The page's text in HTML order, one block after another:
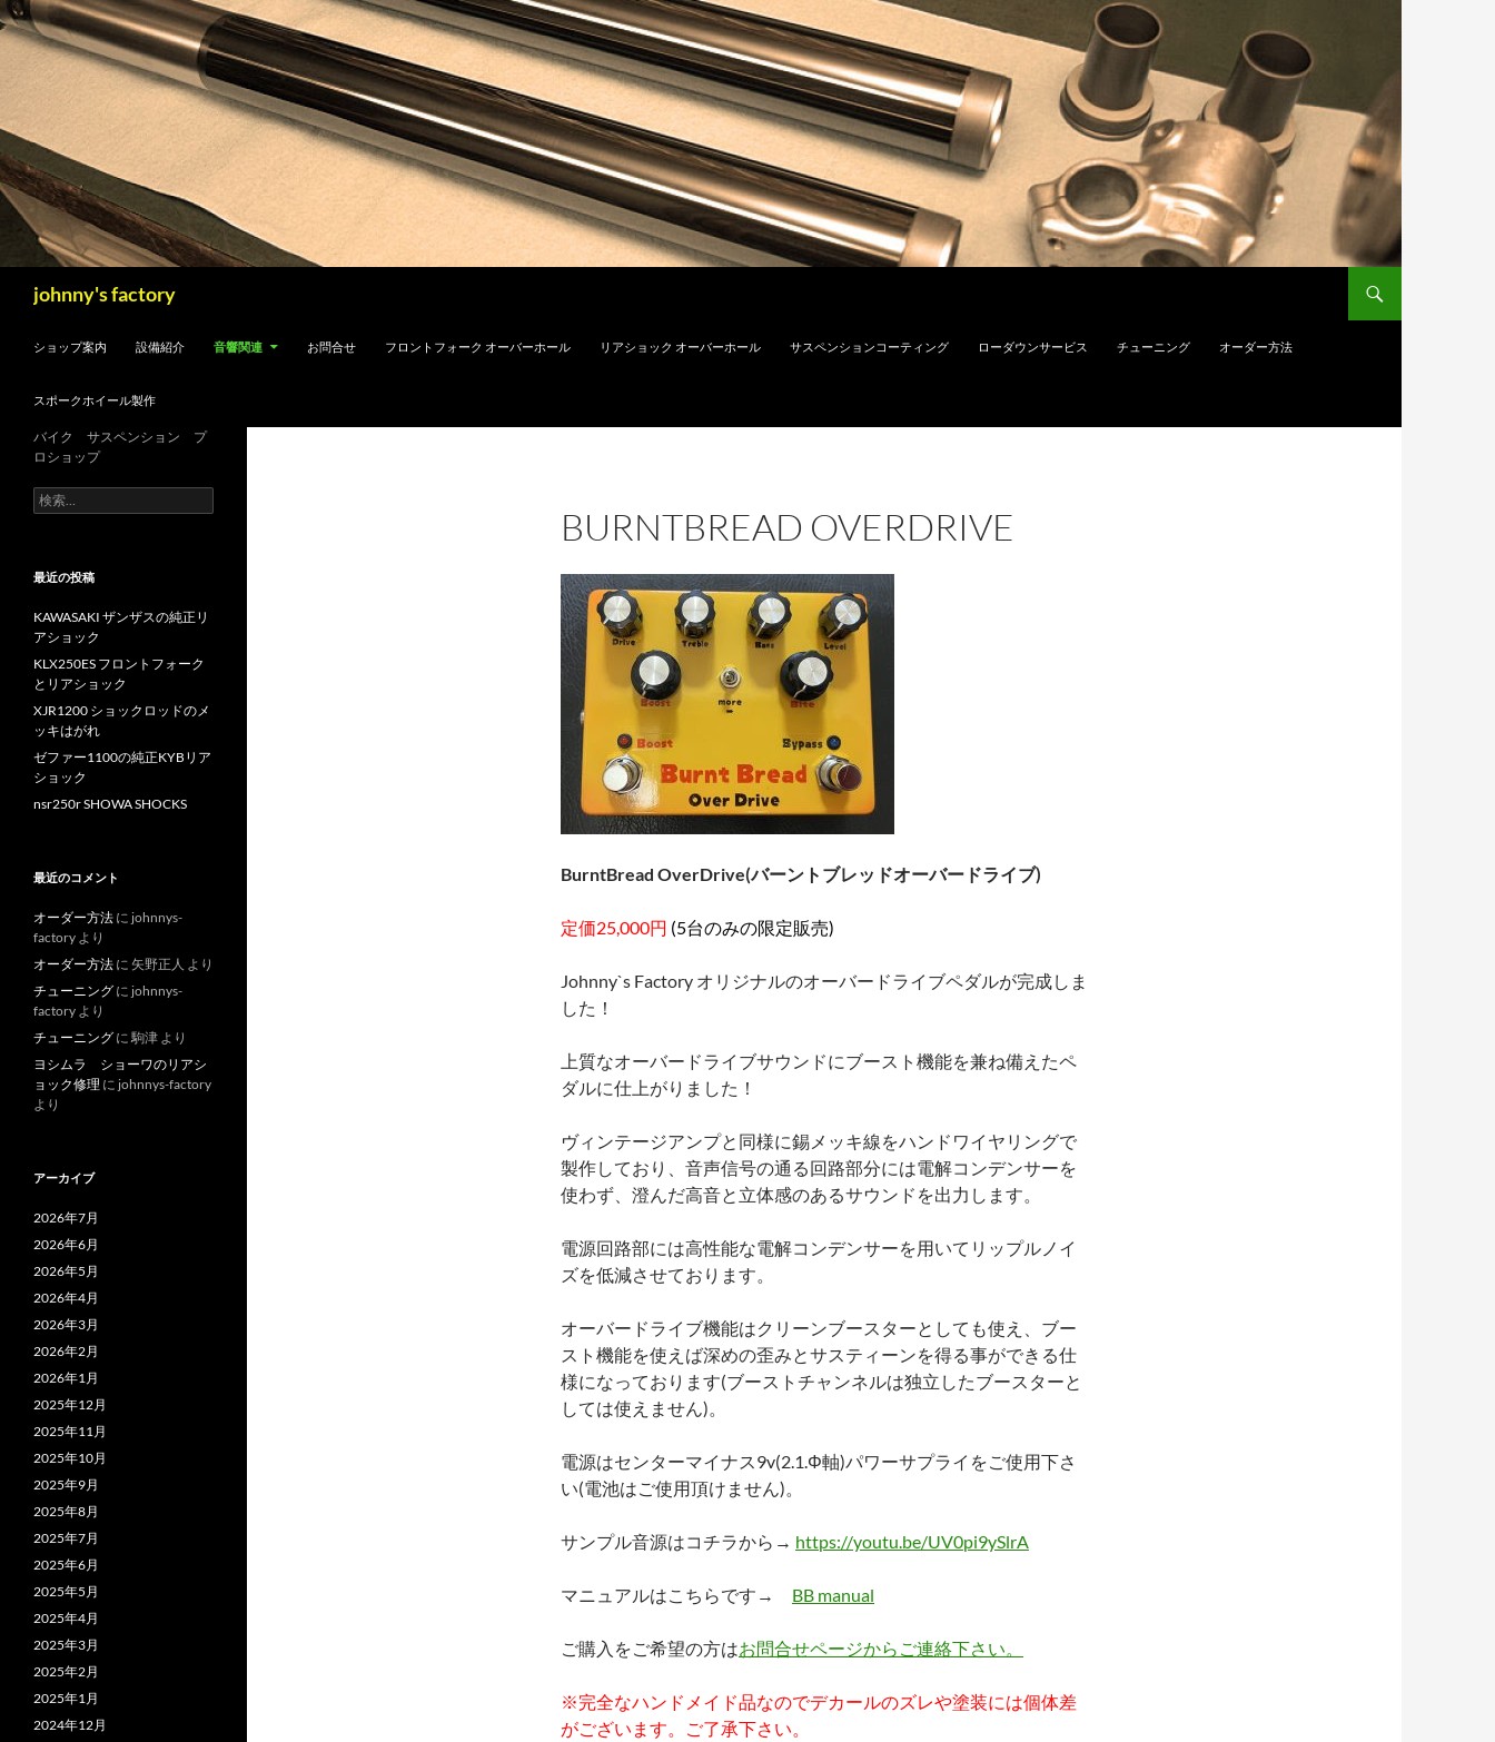
johnny's factory
ショップ案内
設備紹介 音響関連 お問合せ フロントフォーク オーバーホール リアショック オーバーホール サスペンションコーティング ローダウンサービス チューニング オーダー方法
スポークホイール製作
BURNTBREAD OVERDRIVE
BurntBread OverDrive(バーントブレッドオーバードライブ)
定価25,000円 (5台のみの限定販売)
Johnny`s Factory オリジナルのオーバードライブペダルが完成しま
した！
上質なオーバードライブサウンドにブースト機能を兼ね備えたペ
ダルに仕上がりました！
ヴィンテージアンプと同様に錫メッキ線をハンドワイヤリングで
製作しており、音声信号の通る回路部分には電解コンデンサーを
使わず、澄んだ高音と立体感のあるサウンドを出力します。
電源回路部には高性能な電解コンデンサーを用いてリップルノイ
ズを低減させております。
オーバードライブ機能はクリーンブースターとしても使え、ブー
スト機能を使えば深めの歪みとサスティーンを得る事ができる仕
様になっております(ブーストチャンネルは独立したブースターと
しては使えません)。
電源はセンターマイナス9v(2.1.Φ軸)パワーサプライをご使用下さ
い(電池はご使用頂けません)。
サンプル音源はコチラから→ https://youtu.be/UV0pi9ySlrA
マニュアルはこちらです→ BB manual
ご購入をご希望の方はお問合せページからご連絡下さい。
※完全なハンドメイド品なのでデカールのズレや塗装には個体差
がございます。ご了承下さい。
バイク サスペンション プ
ロショップ
検
索
最近の投稿
KAWASAKI ザンザスの純正リ
アショック
KLX250ES フロントフォーク
とリアショック
XJR1200 ショックロッドのメ
ッキはがれ
ゼファー1100の純正KYBリア
ショック
nsr250r SHOWA SHOCKS
最近のコメント
オーダー方法 に johnnys-
factory より
オーダー方法 に 矢野正人 より
チューニング に johnnys-
factory より
チューニング に 駒津 より
ヨシムラ ショーワのリアシ
ョック修理 に johnnys-factory
より
アーカイブ
2026年7月
2026年6月
2026年5月
2026年4月
2026年3月
2026年2月
2026年1月
2025年12月
2025年11月
2025年10月
2025年9月
2025年8月
2025年7月
2025年6月
2025年5月
2025年4月
2025年3月
2025年2月
2025年1月
2024年12月